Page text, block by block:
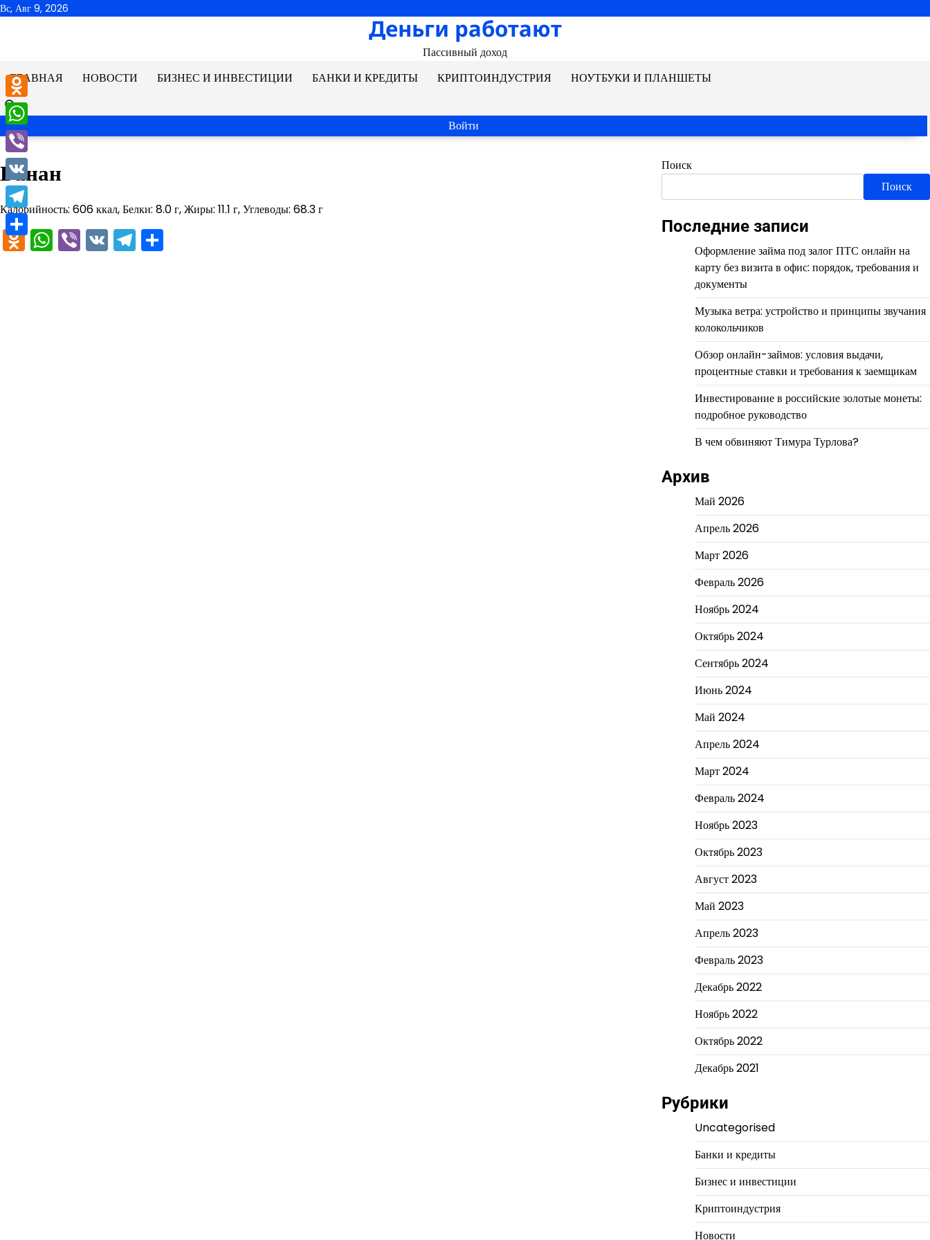
Перейти
Вс, Авг 9, 2026
Деньги работают
Пассивный доход
ГЛАВНАЯ
НОВОСТИ БИЗНЕС И ИНВЕСТИЦИИ БАНКИ И КРЕДИТЫ КРИПТОИНДУСТРИЯ НОУТБУКИ И ПЛАНШЕТЫ
Войти
Банан
Калорийность: 606 ккал, Белки: 8.0 г, Жиры: 11.1 г, Углеводы: 68.3 г
Odnoklassniki
WhatsApp
Viber
VKTelegram
Поиск
Поиск
Последние записи
Оформление займа под залог ПТС онлайн на
карту без визита в офис: порядок, требования и
документы
Музыка ветра: устройство и принципы звучания
колокольчиков
Обзор онлайн-займов: условия выдачи,
процентные ставки и требования к заемщикам
Инвестирование в российские золотые монеты:
подробное руководство
В чем обвиняют Тимура Турлова?
Архив
Май 2026
Апрель 2026
Март 2026
Февраль 2026
Ноябрь 2024
Октябрь 2024
Сентябрь 2024
Июнь 2024
Май 2024
Апрель 2024
Март 2024
Февраль 2024
Ноябрь 2023
Октябрь 2023
Август 2023
Май 2023
Апрель 2023
Февраль 2023
Декабрь 2022
Ноябрь 2022
Октябрь 2022
Декабрь 2021
Рубрики
Uncategorised
Банки и кредиты
Бизнес и инвестиции
Криптоиндустрия
Новости
Odnoklassniki
WhatsApp
Viber
VK
Telegram
Отправить